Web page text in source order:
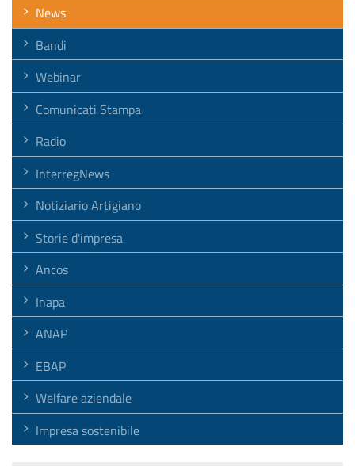
News
Bandi
Webinar
Comunicati Stampa
Radio
InterregNews
Notiziario Artigiano
Storie d'impresa
Ancos
Inapa
ANAP
EBAP
Welfare aziendale
Impresa sostenibile